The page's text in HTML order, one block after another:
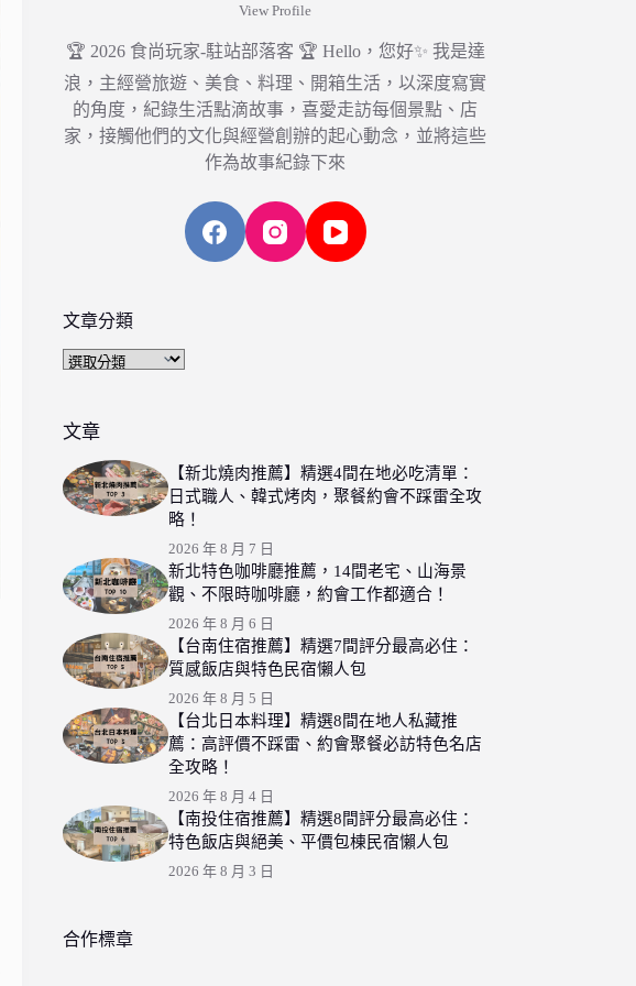
View Profile
🏆 2026 食尚玩家-駐站部落客 🏆 Hello，您好✨ 我是達
浪，主經營旅遊、美食、料理、開箱生活，以深度寫實
的角度，紀錄生活點滴故事，喜愛走訪每個景點、店
家，接觸他們的文化與經營創辦的起心動念，並將這些
作為故事紀錄下來
文章分類
文
類
文章
【新北燒肉推薦】精選4間在地必吃清單：
日式職人、韓式烤肉，聚餐約會不踩雷全攻
略！
2026 年 8 月 7 日
新北特色咖啡廳推薦，14間老宅、山海景
觀、不限時咖啡廳，約會工作都適合！
2026 年 8 月 6 日
【台南住宿推薦】精選7間評分最高必住：
質感飯店與特色民宿懶人包
2026 年 8 月 5 日
【台北日本料理】精選8間在地人私藏推
薦：高評價不踩雷、約會聚餐必訪特色名店
全攻略！
2026 年 8 月 4 日
【南投住宿推薦】精選8間評分最高必住：
特色飯店與絕美、平價包棟民宿懶人包
2026 年 8 月 3 日
合作標章